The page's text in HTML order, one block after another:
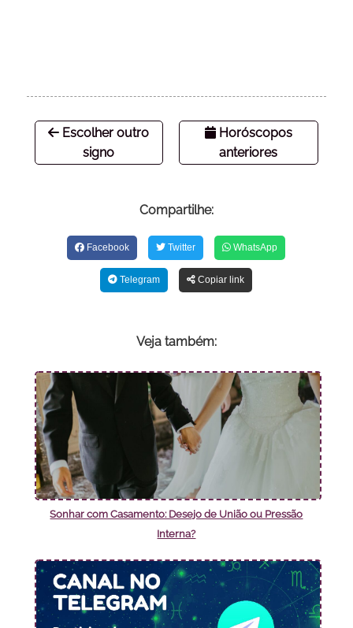
Escolher outro
signo
Horóscopos
anteriores
Compartilhe:
Facebook Twitter WhatsApp
Telegram Copiar link
Veja também:
Sonhar com Casamento: Desejo de União ou Pressão
Interna?